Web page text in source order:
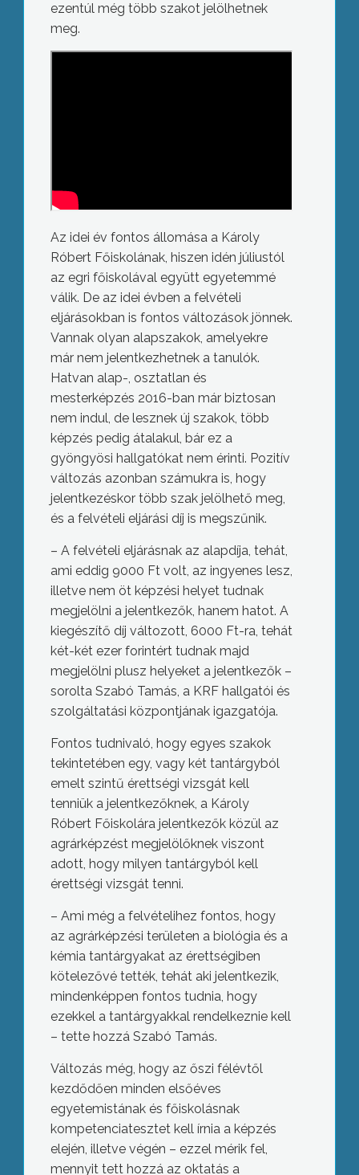
ezentúl még több szakot jelölhetnek
meg.
Az idei év fontos állomása a Károly
Róbert Főiskolának, hiszen idén júliustól
az egri főiskolával együtt egyetemmé
válik. De az idei évben a felvételi
eljárásokban is fontos változások jönnek.
Vannak olyan alapszakok, amelyekre
már nem jelentkezhetnek a tanulók.
Hatvan alap-, osztatlan és
mesterképzés 2016-ban már biztosan
nem indul, de lesznek új szakok, több
képzés pedig átalakul, bár ez a
gyöngyösi hallgatókat nem érinti. Pozitív
változás azonban számukra is, hogy
jelentkezéskor több szak jelölhető meg,
és a felvételi eljárási díj is megszűnik.
– A felvételi eljárásnak az alapdíja, tehát,
ami eddig 9000 Ft volt, az ingyenes lesz,
illetve nem öt képzési helyet tudnak
megjelölni a jelentkezők, hanem hatot. A
kiegészítő díj változott, 6000 Ft-ra, tehát
két-két ezer forintért tudnak majd
megjelölni plusz helyeket a jelentkezők –
sorolta Szabó Tamás, a KRF hallgatói és
szolgáltatási központjának igazgatója.
Fontos tudnivaló, hogy egyes szakok
tekintetében egy, vagy két tantárgyból
emelt szintű érettségi vizsgát kell
tenniük a jelentkezőknek, a Károly
Róbert Főiskolára jelentkezők közül az
agrárképzést megjelölőknek viszont
adott, hogy milyen tantárgyból kell
érettségi vizsgát tenni.
– Ami még a felvételihez fontos, hogy
az agrárképzési területen a biológia és a
kémia tantárgyakat az érettségiben
kötelezővé tették, tehát aki jelentkezik,
mindenképpen fontos tudnia, hogy
ezekkel a tantárgyakkal rendelkeznie kell
– tette hozzá Szabó Tamás.
Változás még, hogy az őszi félévtől
kezdődően minden elsőéves
egyetemistának és főiskolásnak
kompetenciatesztet kell írnia a képzés
elején, illetve végén – ezzel mérik fel,
mennyit tett hozzá az oktatás a